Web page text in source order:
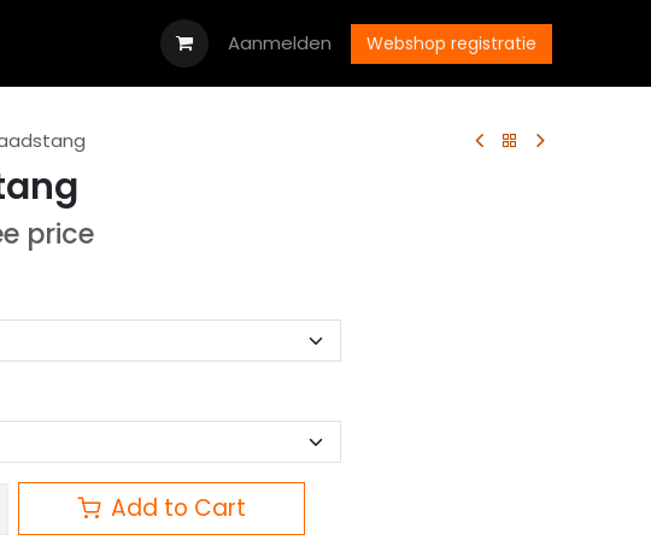
Vacatures Neem contact op met ons
Aanmelden Webshop registratie
price
Add to Cart